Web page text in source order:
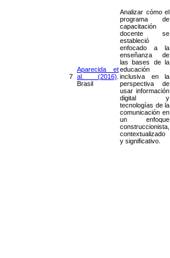
7
Aparecida et
al. (2016).
Brasil
Analizar cómo el
programa de
capacitación
docente se
estableció
enfocado a la
enseñanza de
las bases de la
educación
inclusiva en la
perspectiva de
usar información
digital y
tecnologías de la
comunicación en
un enfoque
construccionista,
contextualizado
y significativo.